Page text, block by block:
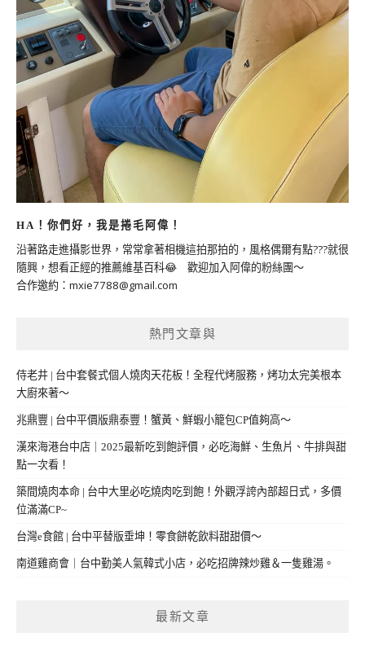
HA！你們好，我是捲毛阿偉！
沿著路走進攝影世界，常常拿著相機這拍那拍的，風格偶爾有點???就很
隨興，想看正經的推薦維基百科😂 歡迎加入阿偉的粉絲團～
合作邀約： mxie7788@gmail.com
熱門文章與
侍老井 | 台中套餐式個人燒肉天花板！全程代烤服務，烤功太完美根本
大廚來著～
兆鼎豐 | 台中平價版鼎泰豐！蟹黃、鮮蝦小籠包CP值夠高～
漢來海港台中店｜2025最新吃到飽評價，必吃海鮮、生魚片、牛排與甜
點一次看！
築間燒肉本命 | 台中大里必吃燒肉吃到飽！外觀浮誇內部超日式，多價
位滿滿CP~
台灣e食館 | 台中平替版垂坤！零食餅乾飲料甜甜價～
南道雞商會｜台中勤美人氣韓式小店，必吃招牌辣炒雞＆一隻雞湯。
最新文章